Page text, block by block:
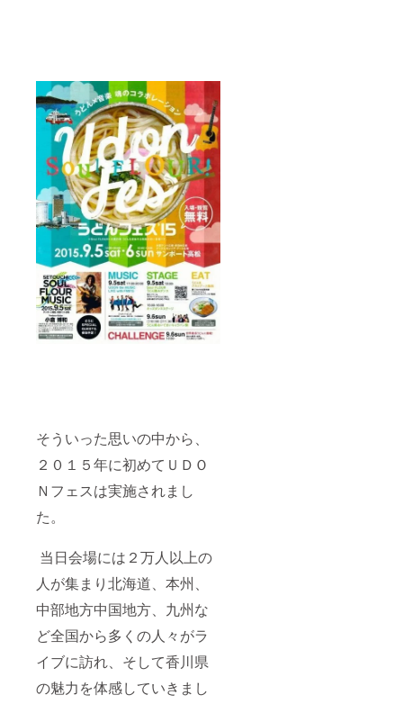
そういった思いの中から、
２０１５年に初めてＵＤＯ
Ｎフェスは実施されまし
た。
当日会場には２万人以上の
人が集まり北海道、本州、
中部地方中国地方、九州な
ど全国から多くの人々がラ
イブに訪れ、そして香川県
の魅力を体感していきまし